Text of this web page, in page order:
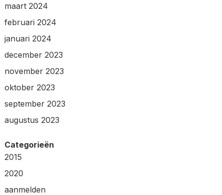
maart 2024
februari 2024
januari 2024
december 2023
november 2023
oktober 2023
september 2023
augustus 2023
Categorieën
2015
2020
aanmelden